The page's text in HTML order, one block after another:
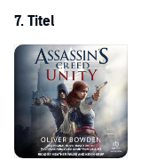
7. Titel